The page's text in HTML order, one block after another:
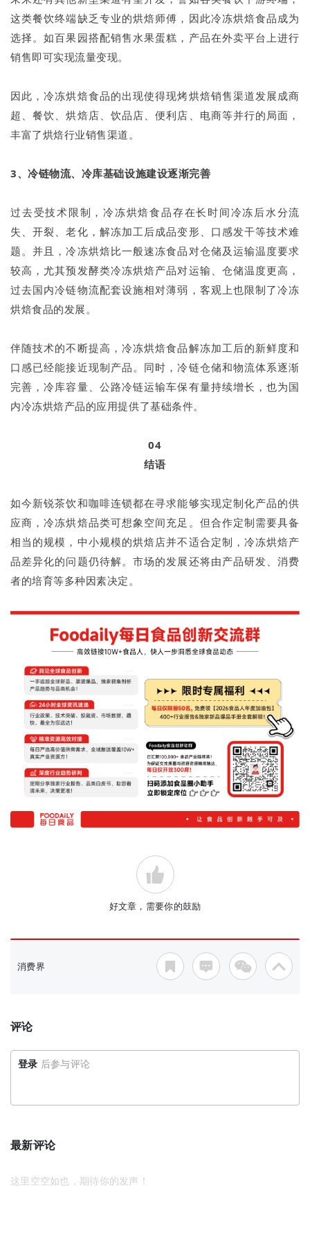
这类餐饮终端缺乏专业的烘焙师傅，因此冷冻烘焙食品成为
选择。如百果园搭配销售水果蛋糕，产品在外卖平台上进行
销售即可实现流量变现。
因此，冷冻烘焙食品的出现使得现烤烘焙销售渠道发展成商
超、餐饮、烘焙店、饮品店、便利店、电商等并行的局面，
丰富了烘焙行业销售渠道。
3、冷链物流、冷库基础设施建设逐渐完善
过去受技术限制，冷冻烘焙食品存在长时间冷冻后水分流
失、开裂、老化，解冻加工后成品变形、口感发干等技术难
题。并且，冷冻烘焙比一般速冻食品对仓储及运输温度要求
较高，尤其预发酵类冷冻烘焙产品对运输、仓储温度更高，
过去国内冷链物流配套设施相对薄弱，客观上也限制了冷冻
烘焙食品的发展。
伴随技术的不断提高，冷冻烘焙食品解冻加工后的新鲜度和
口感已经能接近现制产品。同时，冷链仓储和物流体系逐渐
完善，冷库容量、公路冷链运输车保有量持续增长，也为国
内冷冻烘焙产品的应用提供了基础条件。
04
结语
如今新锐茶饮和咖啡连锁都在寻求能够实现定制化产品的供
应商，冷冻烘焙品类可想象空间充足。但合作定制需要具备
相当的规模，中小规模的烘焙店并不适合定制，冷冻烘焙产
品差异化的问题仍待解。市场的发展还将由产品研发、消费
者的培育等多种因素决定。
好文章，需要你的鼓励
消费界
评论
登录 后参与评论
最新评论
这里空空如也，期待你的发声！